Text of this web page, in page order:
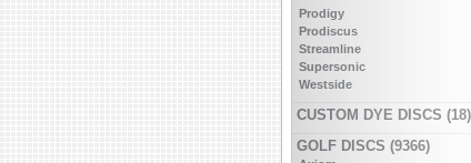
Prodigy
Prodiscus
Streamline
Supersonic
Westside
CUSTOM DYE DISCS (18)
GOLF DISCS (9366)